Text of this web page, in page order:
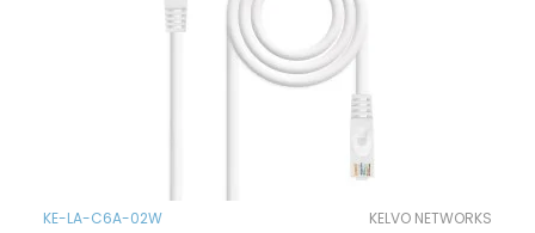
KE-LA-C6A-02W KELVO NETWORKS